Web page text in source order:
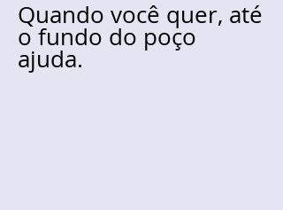
Quando você quer, até
o fundo do poço
ajuda.